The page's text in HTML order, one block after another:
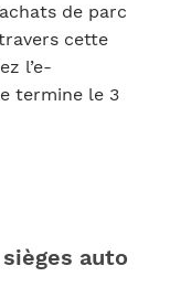
de parc
cette
l’e-
termine le 3
auto